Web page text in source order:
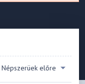
Népszerüek előre